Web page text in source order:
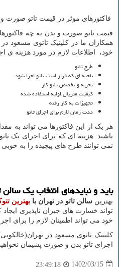
فاکتورهای موثر در قیمت تاتو صورت
قیمت تاتو صورت و بدن به چه
همکاران ما در کلینیک تاتوی
خود، اطلاعات لازم در مورد هزینه ی
طرح تاتو
ناحیه ای که قرار است تاتو اجرا شود
تجربه و تخصص تاتو کار
کیفیت متریال اولیه استفاده شده
تجهیزات به کار رفته
مدت زمان لازم برای اجرای تاتو
هر یک از این فاکتورها می تواند به
باشید. هزینه ای که برای اجرای یک
نمی توانند طرح های پیچیده را به
باید و نبایدهای انتخاب یک سالن
بهترینسالن تاتو در تهران بابهترین
تواند خسارت های جبران ناپذیری
خود می تواند اطمینان لازم را برای
کلینیک تاتوی مسعود در
اجرای تاتو بدن و صورت پشیمان
1402/03/15
23:49:18